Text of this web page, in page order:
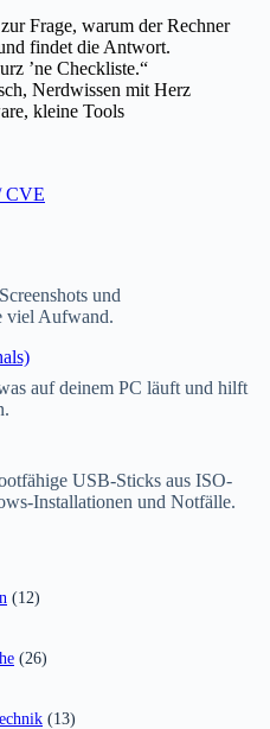
Frage, warum der Rechner
findet die Antwort.
’ne Checkliste.“
Nerdwissen mit Herz
kleine Tools
CVE
und
viel Aufwand.
auf deinem PC läuft und hilft
USB-Sticks aus ISO-
Installationen und Notfälle.
(12)
(26)
(13)